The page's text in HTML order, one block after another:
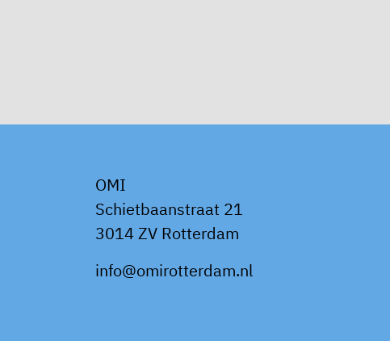
OMI
Schietbaanstraat 21
3014 ZV Rotterdam
info@omirotterdam.nl